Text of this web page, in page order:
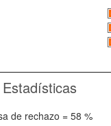
Estadísticas
de rechazo = 58 %